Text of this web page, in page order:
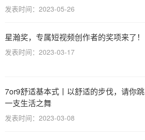
发表时间：2023-05-26
星瀚奖，专属短视频创作者的奖项来了！
发表时间：2023-03-17
7or9舒适基本式丨以舒适的步伐，请你跳
一支生活之舞
发表时间：2023-03-08